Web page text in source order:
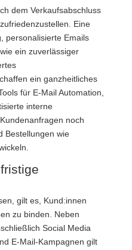
dem Verkaufsabschluss
Eine
personalisierte Emails
ein zuverlässiger
ein ganzheitliches
für E-Mail Automation,
interne
noch
Bestellungen wie
gilt es, Kund:innen
zu binden. Neben
Social Media
E-Mail-Kampagnen gilt